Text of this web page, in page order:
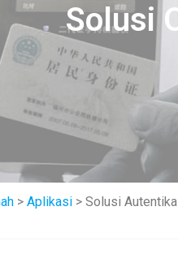
Solusi
> Aplikasi> Solusi